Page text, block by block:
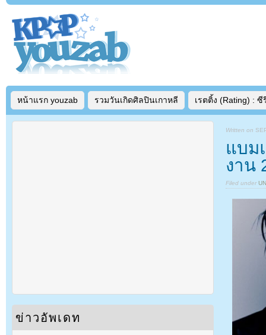
หน้าแรก youzab รวมวันเกิดศิลปินเกาหลี เรตติ้ง (Rating) : ซี
Written on
แบม
งาน
Filed under
ข่าวอัพเดท